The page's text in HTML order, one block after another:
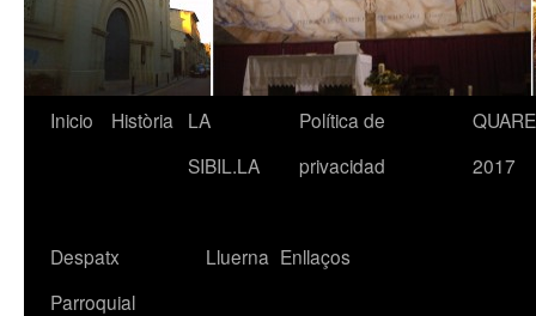
Inicio Història
LA
SIBIL.LA
Política de
privacidad
2017
Despatx
Parroquial
Lluerna Enllaços